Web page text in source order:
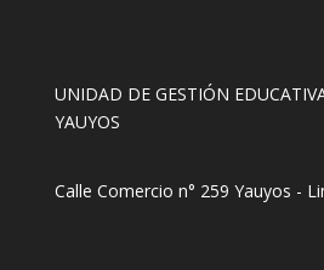
UNIDAD DE GESTIÓN
YAUYOS
Calle Comercio n° 259 Yauyos -